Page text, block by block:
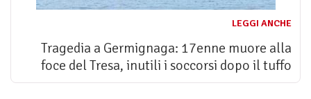
LEGGI ANCHE
Tragedia a Germignaga: 17enne muore alla
foce del Tresa, inutili i soccorsi dopo il tuffo